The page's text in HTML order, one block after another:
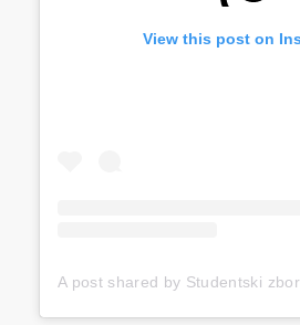
View this post on